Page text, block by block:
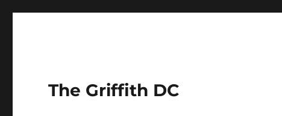
The Griffith DC